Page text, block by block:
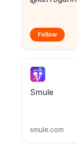
Follow
Smule
smule.com